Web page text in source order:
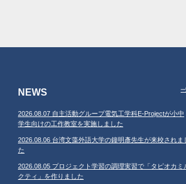
NEWS 一
2026.08.07 自主活動グループ電気工学科E-Projectが小中
学生向けの工作教室を実施しました
2026.08.06 台湾文藻外語大学の鐘明彥先生が来校されま
た
2026.08.05 プロジェクト学習の調理実習で「タピオカミ
クティ」を作りました